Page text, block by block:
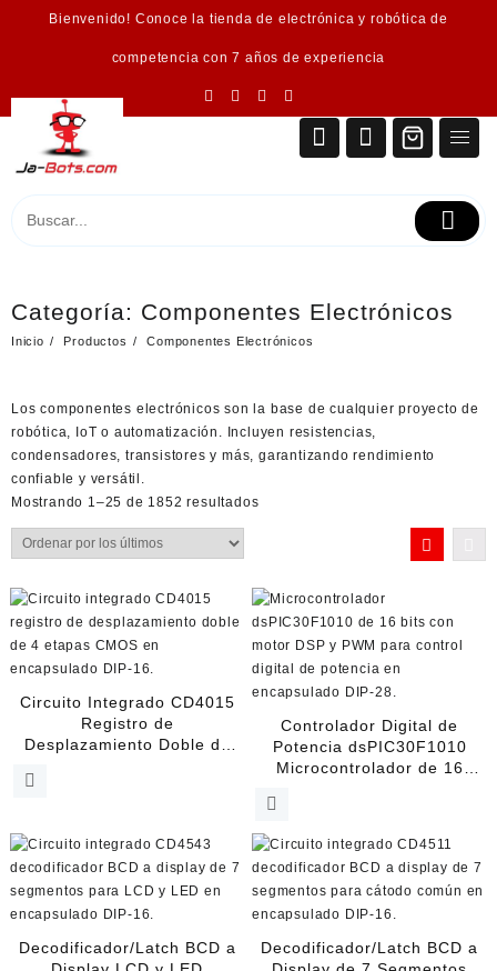
Bienvenido! Conoce la tienda de electrónica y robótica de
competencia con 7 años de experiencia
Categoría: Componentes Electrónicos
Inicio Productos Componentes Electrónicos
Loscomponentes electrónicos son la base de cualquier proyecto de
robótica, IoT o automatización. Incluyen resistencias,
condensadores, transistores y más, garantizando rendimiento
confiable y versátil.
Mostrando 1–25 de 1852 resultadosOrdenado
Circuito Integrado CD4015
Registro de
Desplazamiento Doble de
Controlador Digital de
Potencia dsPIC30F1010
Microcontrolador de 16
Decodificador/Latch BCD a
Decodificador/Latch BCD a